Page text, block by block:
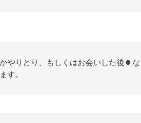
やりとり、もしくはお会いした後🍀
す。